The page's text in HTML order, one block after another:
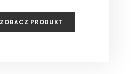
ZOBACZ PRODUKT